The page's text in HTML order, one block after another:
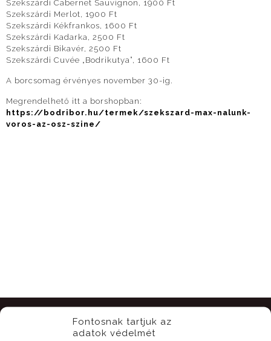
Fontosnak tartjuk az
adatok védelmét
Szekszárdi Cabernet Sauvignon, 1900 Ft
Szekszárdi Merlot, 1900 Ft
Szekszárdi Kékfrankos, 1600 Ft
Szekszárdi Kadarka, 2500 Ft
Szekszárdi Bikavér, 2500 Ft
Szekszárdi Cuvée „Bodrikutya”, 1600 Ft
A borcsomag érvényes november 30-ig.
Megrendelhető itt a borshopban:
https://bodribor.hu/termek/szekszard-max-nalunk-
voros-az-osz-szine/